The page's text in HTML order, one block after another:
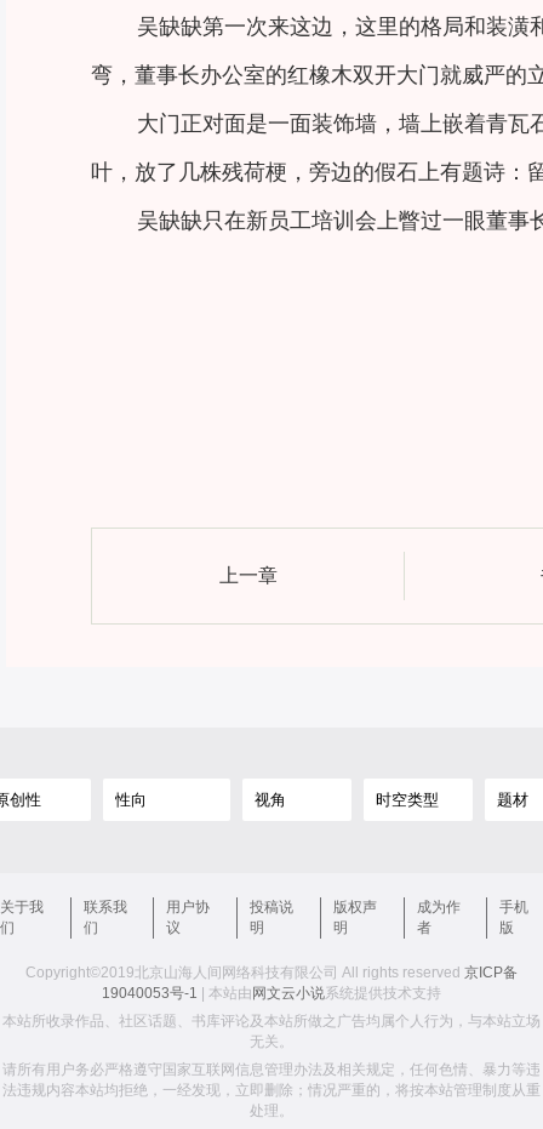
吴缺缺第一次来这边，这里的格局和装
弯，董事长办公室的红橡木双开大门就威严的
大门正对面是一面装饰墙，墙上嵌着青
叶，放了几株残荷梗，旁边的假石上有题诗：
吴缺缺只在新员工培训会上瞥过一眼董
上一章
关于我
们
联系我
们
用户协
议
投稿说
明
版权声
明
成为作
者
手机
版
Copyright©2019北京山海人间网络科技有限公司 All rights reserved 京ICP备
19040053号-1 | 本站由网文云小说系统提供技术支持
本站所收录作品、社区话题、书库评论及本站所做之广告均属个人行为，与本站立场
无关。
请所有用户务必严格遵守国家互联网信息管理办法及相关规定，任何色情、暴力等违
法违规内容本站均拒绝，一经发现，立即删除；情况严重的，将按本站管理制度从重
处理。